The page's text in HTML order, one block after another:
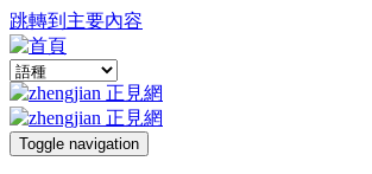
跳轉到主要內容
Toggle navigation